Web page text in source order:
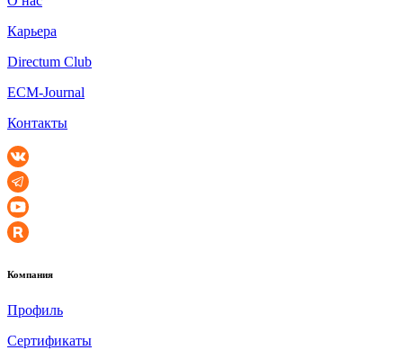
Карьера
Directum Club
ECM-Journal
Контакты
Компания
Профиль
Сертификаты